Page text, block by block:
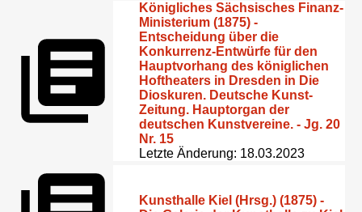
Königliches Sächsisches Finanz-
Ministerium (1875) -
Entscheidung über die
Konkurrenz-Entwürfe für den
Hauptvorhang des königlichen
Hoftheaters in Dresden in Die
Dioskuren. Deutsche Kunst-
Zeitung. Hauptorgan der
deutschen Kunstvereine. - Jg. 20
Nr. 15
Letzte Änderung: 18.03.2023
Kunsthalle Kiel (Hrsg.) (1875) -